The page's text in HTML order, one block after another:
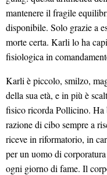
mantenere il fragile
disponibile. Solo grazie a
morte certa. Karli lo ha
fisiologica in
Karli è piccolo, smilzo,
della sua età, e in più è
fisico ricorda Pollicino. Ha
razione di cibo sempre a
riceve in riformatorio, in
per un uomo di
ogni giorno di fame. Il